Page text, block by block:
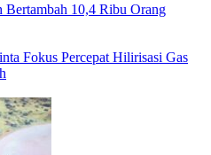
10,4 Ribu Orang
Fokus Percepat Hilirisasi Gas